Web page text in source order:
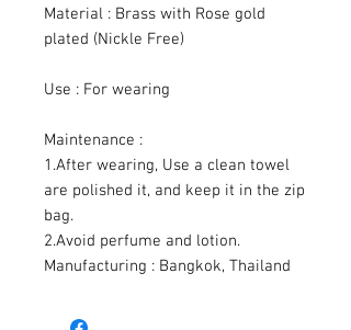
Material : Brass with Rose gold
plated (Nickle Free)
Use : For wearing
Maintenance :
1.After wearing, Use a clean towel
are polished it, and keep it in the zip
bag.
2.Avoid perfume and lotion.
Manufacturing : Bangkok, Thailand